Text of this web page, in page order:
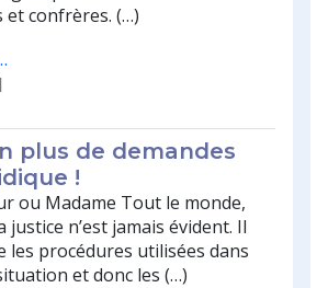
confrères. (…)
plus de demandes
!
ou Madame Tout le monde,
justice n’est jamais évident. Il
les procédures utilisées dans
et donc les (…)